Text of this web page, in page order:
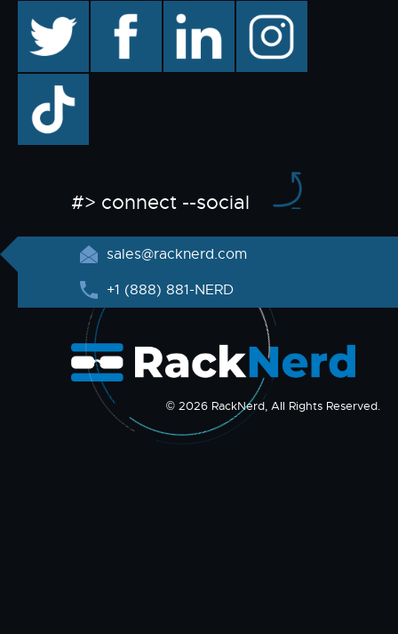
facebook linkedin instagram
TikTok
#> connect --social
sales@racknerd.com
+1 (888) 881-NERD
© 2026 RackNerd, All Rights Reserved.